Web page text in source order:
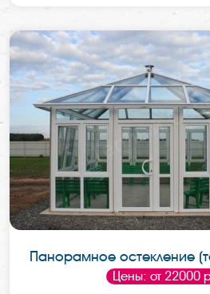
Панорамное остекление
Цены: от 22000